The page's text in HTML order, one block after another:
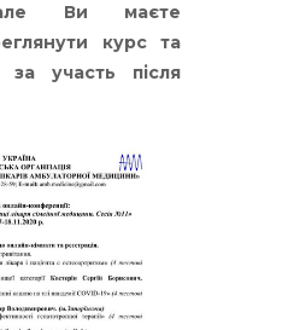
Ви маєте
курс та
участь після